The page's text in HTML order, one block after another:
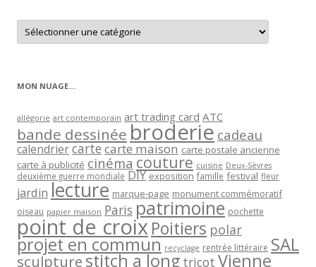
Retrouver
les
articles
MON NUAGE…
allégorie art contemporain art trading card ATC
bande dessinée broderie cadeau
calendriercartecarte maison carte postale ancienne
carte à publicité cinéma couture cuisine Deux-Sèvres
deuxième guerre mondiale DIY exposition famille festival fleur
jardin lecture marque-page monument commémoratif
oiseau papier maison Paris patrimoine pochette
point de croixPoitiers polar
projet en commun recyclage rentrée littéraire SAL
sculpturestitch a long tricot Vienne